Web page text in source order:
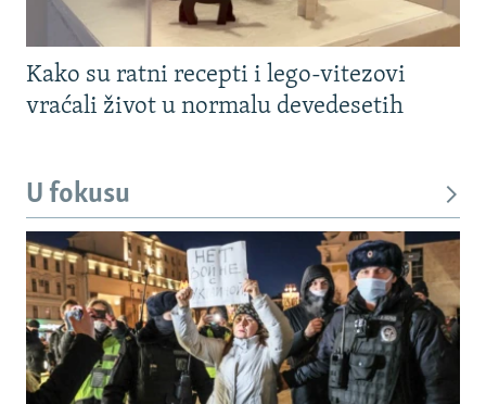
Kako su ratni recepti i lego-vitezovi
vraćali život u normalu devedesetih
U fokusu